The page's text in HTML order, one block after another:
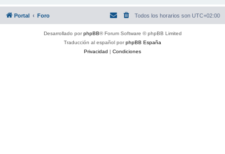
Portal Foro Todos los horarios son UTC+02:00
Desarrollado porphpBB® Forum Software © phpBB Limited
Traducción al español porphpBB España
Privacidad | Condiciones